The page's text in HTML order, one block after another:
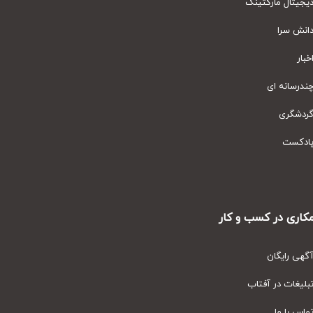
مارکتینگ
سرا
ای
در کسب و کار
رایگان
در آفتاب